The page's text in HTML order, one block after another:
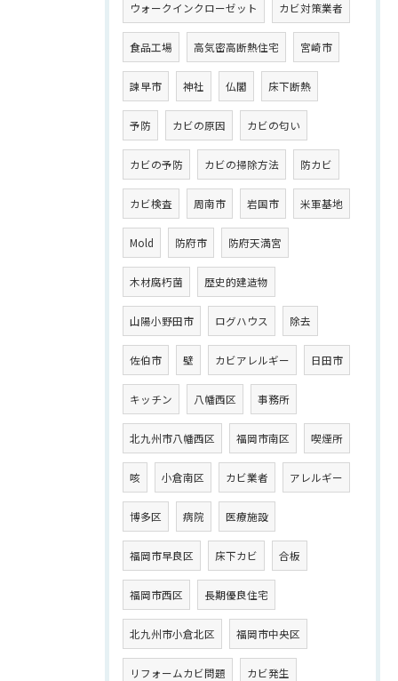
ウォークインクローゼット カビ対策業者
食品工場 高気密高断熱住宅 宮崎市
諫早市 神社 仏閣 床下断熱
予防 カビの原因 カビの匂い
カビの予防 カビの掃除方法 防カビ
カビ検査 周南市 岩国市 米軍基地
Mold 防府市 防府天満宮
木材腐朽菌 歴史的建造物
山陽小野田市 ログハウス 除去
佐伯市 壁 カビアレルギー 日田市
キッチン 八幡西区 事務所
北九州市八幡西区 福岡市南区 喫煙所
咳 小倉南区 カビ業者 アレルギー
博多区 病院 医療施設
福岡市早良区 床下カビ 合板
福岡市西区 長期優良住宅
北九州市小倉北区 福岡市中央区
リフォームカビ問題 カビ発生